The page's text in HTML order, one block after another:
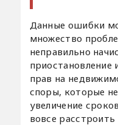
Данные ошибки
множество
неправильно
приостановление
прав на
споры, которые
увеличение
вовсе расстроить